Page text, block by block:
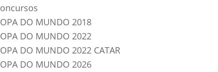
DO MUNDO 2018
DO MUNDO 2022
DO MUNDO 2022 CATAR
DO MUNDO 2026